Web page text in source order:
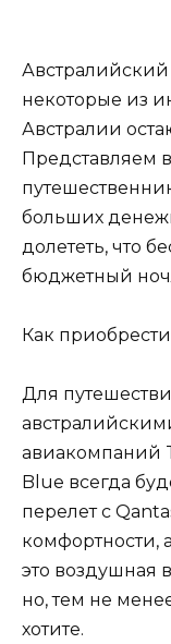
Австралийский
некоторые из
Австралии
Представляем
больших
долететь, что
бюджетный
Как
Для
авиакомпаний
Blue всегда
перелет с
комфортности,
это воздушная
но, тем не
хотите.